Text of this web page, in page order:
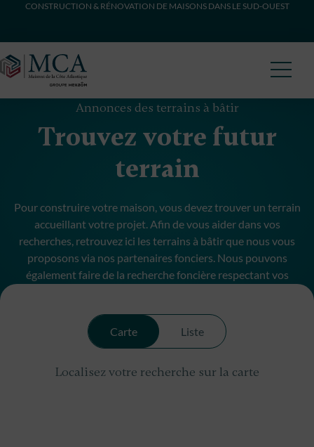
CONSTRUCTION & RÉNOVATION DE MAISONS DANS LE SUD-OUEST
Annonces des terrains à bâtir
Trouvez votre futur
terrain
Pour construire votre maison, vous devez trouver un terrain
accueillant votre projet. Afin de vous aider dans vos
recherches, retrouvez ici les terrains à bâtir que nous vous
proposons via nos partenaires fonciers. Nous pouvons
également faire de la recherche foncière respectant vos
Carte Liste
Localisez votre recherche sur la carte